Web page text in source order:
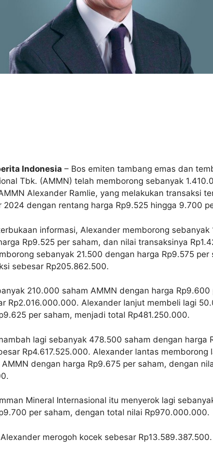
Indonesia – Bos emiten tambang emas dan
Tbk. (AMMN) telah memborong sebanyak
Alexander Ramlie, yang melakukan transaksi
2024 dengan rentang harga Rp9.525 hingga 9.700
informasi, Alexander memborong sebanyak
Rp9.525 per saham, dan nilai transaksinya
sebanyak 21.500 dengan harga Rp9.575 per
sebesar Rp205.862.500.
210.000 saham AMMN dengan harga
Rp2.016.000.000. Alexander lanjut membeli lagi
per saham, menjadi total Rp481.250.000.
lagi sebanyak 478.500 saham dengan harga
Rp4.617.525.000. Alexander lantas memborong
dengan harga Rp9.675 per saham, dengan
Mineral Internasional itu menyerok lagi
per saham, dengan total nilai Rp970.000.000.
merogoh kocek sebesar Rp13.589.387.500.